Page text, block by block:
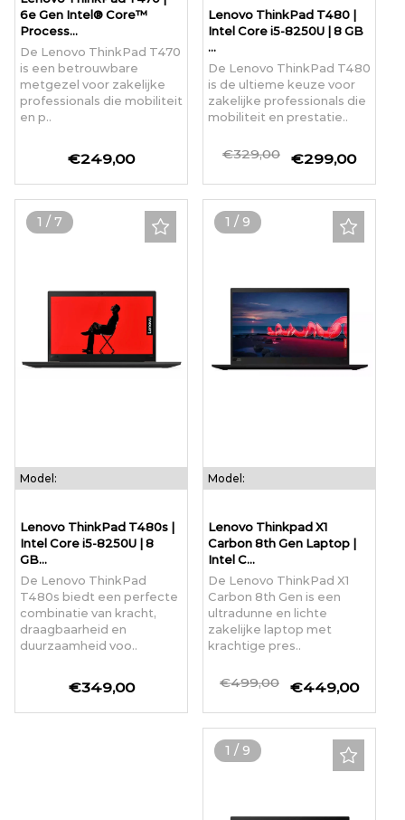
6e Gen Intel® Core™
Process...
De Lenovo ThinkPad T470
is een betrouwbare
metgezel voor zakelijke
professionals die mobiliteit
en p..
€249,00
Lenovo ThinkPad T480 |
Intel Core i5-8250U | 8 GB
...
De Lenovo ThinkPad T480
is de ultieme keuze voor
zakelijke professionals die
mobiliteit en prestatie..
€329,00 €299,00
1 / 7
Model:
Lenovo ThinkPad T480s |
Intel Core i5-8250U | 8
GB...
De Lenovo ThinkPad
T480s biedt een perfecte
combinatie van kracht,
draagbaarheid en
duurzaamheid voo..
€349,00
1 / 9
Model:
Lenovo Thinkpad X1
Carbon 8th Gen Laptop |
Intel C...
De Lenovo ThinkPad X1
Carbon 8th Gen is een
ultradunne en lichte
zakelijke laptop met
krachtige pres..
€499,00 €449,00
1 / 9